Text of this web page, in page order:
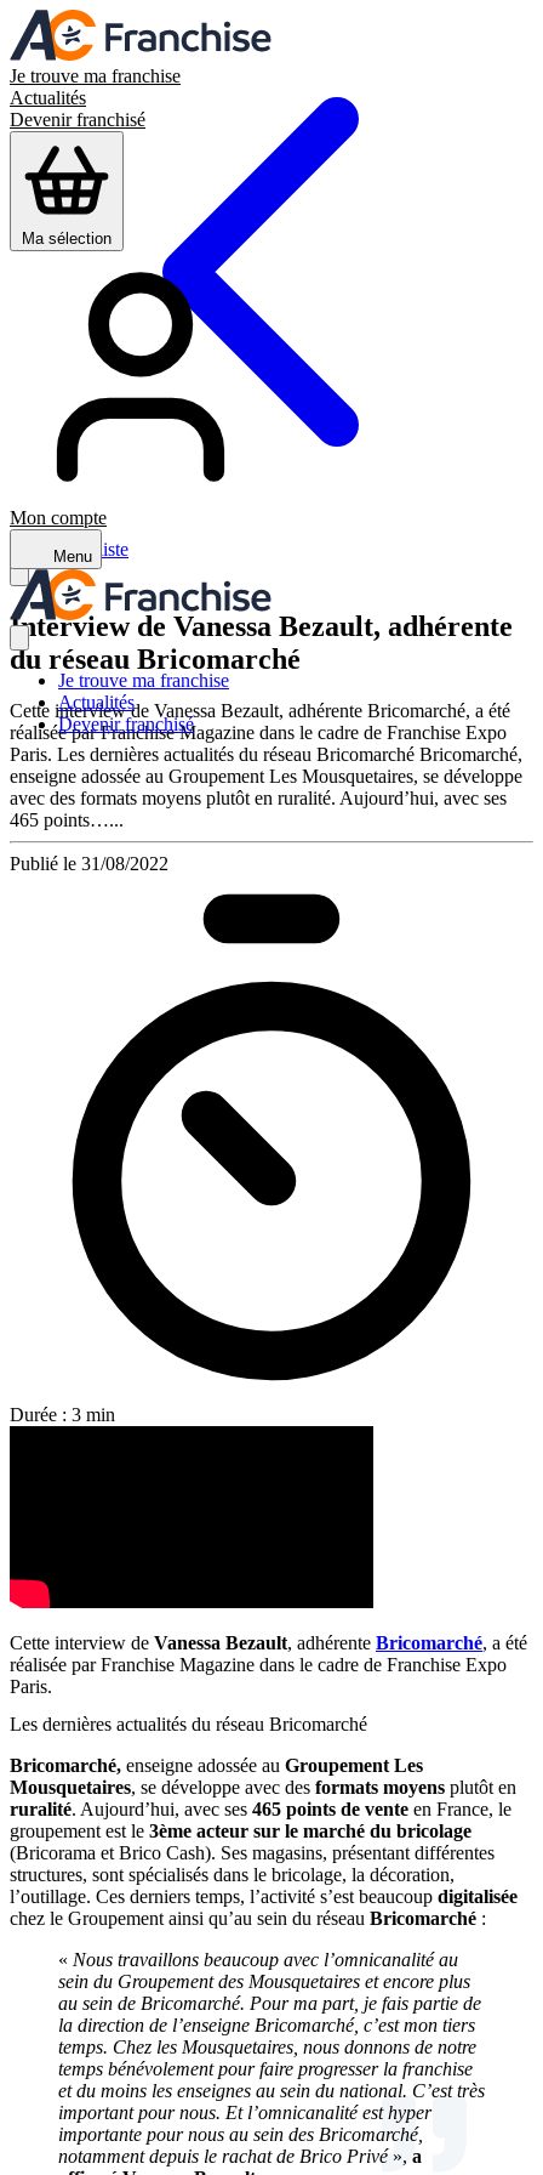
Je trouve ma franchise
Actualités
Devenir franchisé
Ma sélection
Mon compte
Menu
Je trouve ma franchise
Actualités
Devenir franchisé
Retour à la liste
Interview de Vanessa Bezault, adhérente
du réseau Bricomarché
Cette interview de Vanessa Bezault, adhérente Bricomarché, a été
réalisée par Franchise Magazine dans le cadre de Franchise Expo
Paris. Les dernières actualités du réseau Bricomarché Bricomarché,
enseigne adossée au Groupement Les Mousquetaires, se développe
avec des formats moyens plutôt en ruralité. Aujourd’hui, avec ses
465 points…...
Publié le 31/08/2022
Durée : 3 min
Cette interview de Vanessa Bezault, adhérente Bricomarché, a été
réalisée par Franchise Magazine dans le cadre de Franchise Expo
Paris.
Les dernières actualités du réseau Bricomarché
Bricomarché, enseigne adossée au Groupement Les
Mousquetaires, se développe avec des formats moyens plutôt en
ruralité. Aujourd’hui, avec ses 465 points de vente en France, le
groupement est le 3ème acteur sur le marché du bricolage
(Bricorama et Brico Cash). Ses magasins, présentant différentes
structures, sont spécialisés dans le bricolage, la décoration,
l’outillage. Ces derniers temps, l’activité s’est beaucoup digitalisée
chez le Groupement ainsi qu’au sein du réseau Bricomarché :
« Nous travaillons beaucoup avec l’omnicanalité au
sein du Groupement des Mousquetaires et encore plus
au sein de Bricomarché. Pour ma part, je fais partie de
la direction de l’enseigne Bricomarché, c’est mon tiers
temps. Chez les Mousquetaires, nous donnons de notre
temps bénévolement pour faire progresser la franchise
et du moins les enseignes au sein du national. C’est très
important pour nous. Et l’omnicanalité est hyper
importante pour nous au sein des Bricomarché,
notamment depuis le rachat de Brico Privé», a